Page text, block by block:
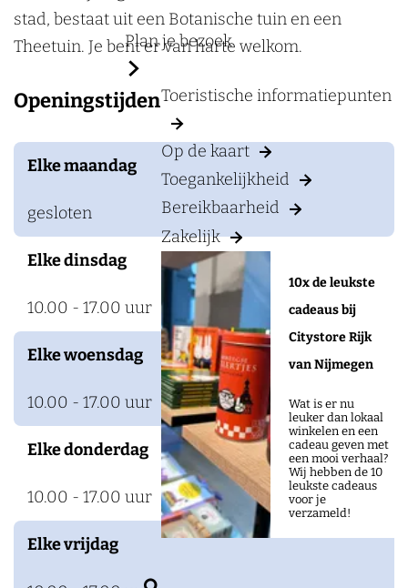
Plan je bezoek
Toeristische informatiepunten
Op de kaart
Toegankelijkheid
Bereikbaarheid
Zakelijk
10x de leukste
cadeaus bij
Citystore Rijk
van Nijmegen
Wat is er nu
leuker dan lokaal
winkelen en een
cadeau geven met
een mooi verhaal?
Wij hebben de 10
leukste cadeaus
voor je
verzameld!
u
s
i
m
e
g
e
n
stad, bestaat uit een Botanische tuin en een
Theetuin. Je bent er van harte welkom.
Openingstijden
Elke maandag
gesloten
Elke dinsdag
10.00 - 17.00 uur
Elke woensdag
10.00 - 17.00 uur
Elke donderdag
10.00 - 17.00 uur
Elke vrijdag